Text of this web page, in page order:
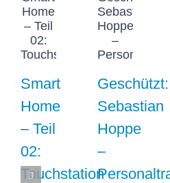
Smart
Home
– Teil
02:
Touchstation
Geschützt:
Sebastian
Hoppe
–